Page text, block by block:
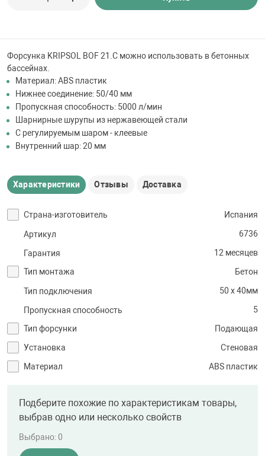
материалы
Форсунка KRIPSOL BOF 21.C можно использовать в бетонных
бассейнах.
Материал: ABS пластик
Нижнее соединение: 50/40 мм
Пропускная способность: 5000 л/мин
Шарнирные шурупы из нержавеющей стали
С регулируемым шаром - клеевые
Внутренний шар: 20 мм
Характеристики Отзывы Доставка
Страна-изготовитель Испания
Артикул 6736
Гарантия
12 месяцев
Тип монтажа
Бетон
Тип подключения 50 x 40мм
Пропускная способность
5
Тип форсунки
Подающая
Установка
Стеновая
Материал
ABS пластик
Подберите похожие по характеристикам товары,
выбрав одно или несколько свойств
Выбрано:0